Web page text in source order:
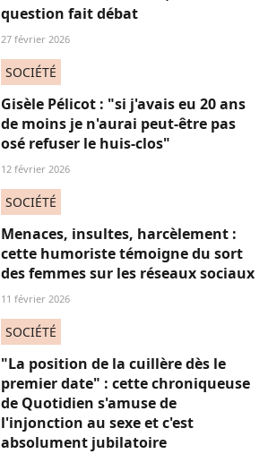
question fait débat
27 février 2026
SOCIÉTÉ
Gisèle Pélicot : "si j'avais eu 20 ans
de moins je n'aurai peut-être pas
osé refuser le huis-clos"
12 février 2026
SOCIÉTÉ
Menaces, insultes, harcèlement :
cette humoriste témoigne du sort
des femmes sur les réseaux sociaux
11 février 2026
SOCIÉTÉ
"La position de la cuillère dès le
premier date" : cette chroniqueuse
de Quotidien s'amuse de
l'injonction au sexe et c'est
absolument jubilatoire